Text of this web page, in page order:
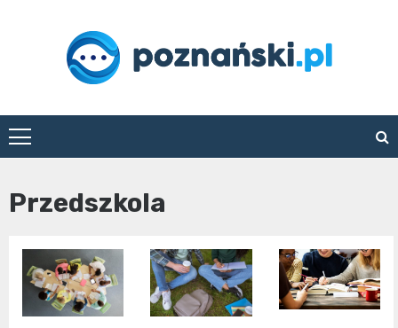
poznanski.pl
Przedszkola